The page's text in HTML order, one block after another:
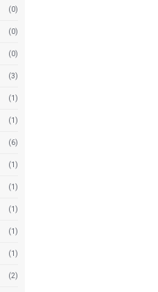
(0)
(0)
(0)
(3)
(1)
(1)
(6)
(1)
(1)
(1)
(1)
(1)
(2)